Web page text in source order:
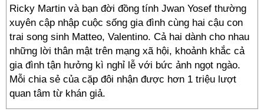
Ricky Martin và bạn đời đồng tính Jwan Yosef thường
xuyên cập nhập cuộc sống gia đình cùng hai cậu con
trai song sinh Matteo, Valentino. Cả hai dành cho nhau
những lời thân mật trên mạng xã hội, khoảnh khắc cả
gia đình tận hưởng kì nghỉ lễ với bức ảnh ngọt ngào.
Mỗi chia sẻ của cặp đôi nhận được hơn 1 triệu lượt
quan tâm từ khán giả.